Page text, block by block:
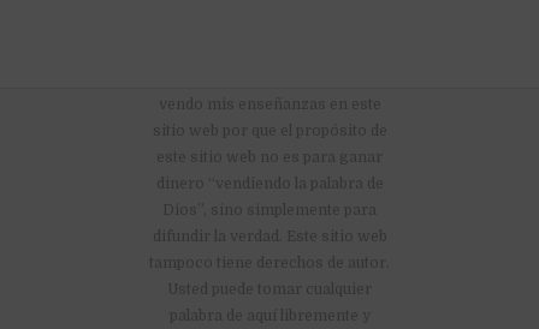
vendo mis enseñanzas en este
sitio web por que el propósito de
este sitio web no es para ganar
dinero “vendiendo la palabra de
Dios”, sino simplemente para
difundir la verdad. Este sitio web
tampoco tiene derechos de autor.
Usted puede tomar cualquier
palabra de aquí libremente y